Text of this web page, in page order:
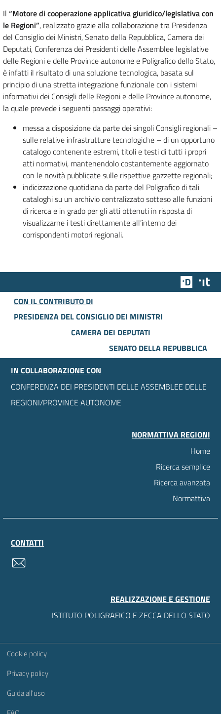
Il “Motore di cooperazione applicativa giuridico/legislativa con
le Regioni”, realizzato grazie alla collaborazione tra Presidenza
del Consiglio dei Ministri, Senato della Repubblica, Camera dei
Deputati, Conferenza dei Presidenti delle Assemblee legislative
delle Regioni e delle Province autonome e Poligrafico dello Stato,
è infatti il risultato di una soluzione tecnologica, basata sul
principio di una stretta integrazione funzionale con i sistemi
informativi dei Consigli delle Regioni e delle Province autonome,
la quale prevede i seguenti passaggi operativi:
messa a disposizione da parte dei singoli Consigli regionali –
sulle relative infrastrutture tecnologiche – di un opportuno
catalogo contenente estremi, titoli e testi di tutti i propri
atti normativi, mantenendolo costantemente aggiornato
con le novità pubblicate sulle rispettive gazzette regionali;
indicizzazione quotidiana da parte del Poligrafico di tali
cataloghi su un archivio centralizzato sotteso alle funzioni
di ricerca e in grado per gli atti ottenuti in risposta di
visualizzarne i testi direttamente all’interno dei
corrispondenti motori regionali.
Team
CON IL CONTRIBUTO DI
PRESIDENZA DEL CONSIGLIO DEI MINISTRI
CAMERA DEI DEPUTATI
SENATO DELLA REPUBBLICA
IN COLLABORAZIONE CON
CONFERENZA DEI PRESIDENTI DELLE ASSEMBLEE DELLE
REGIONI/PROVINCE AUTONOME
NORMATTIVA REGIONI
Home
Ricerca semplice
Ricerca avanzata
Normattiva
CONTATTI
REALIZZAZIONE E GESTIONE
ISTITUTO POLIGRAFICO E ZECCA DELLO STATO
Sezione Link Utili
Cookie policy
Privacy policy
Guida all'uso